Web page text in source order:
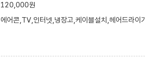
120,000원
에어콘,TV,인터넷,냉장고,케이블설치,헤어드라이기